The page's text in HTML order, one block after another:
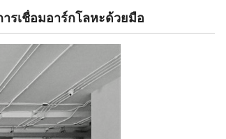
รเชื่อมอาร์กโลหะด้วยมือ